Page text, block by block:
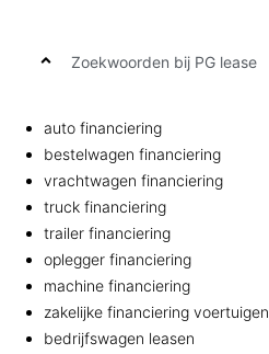
Zoekwoorden bij PG lease
auto financiering
bestelwagen financiering
vrachtwagen financiering
truck financiering
trailer financiering
oplegger financiering
machine financiering
zakelijke financiering voertuigen
bedrijfswagen leasen